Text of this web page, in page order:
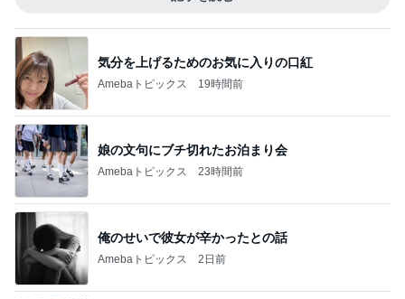
気分を上げるためのお気に入りの口紅
Amebaトピックス 19時間前
娘の文句にブチ切れたお泊まり会
Amebaトピックス 23時間前
俺のせいで彼女が辛かったとの話
Amebaトピックス 2日前